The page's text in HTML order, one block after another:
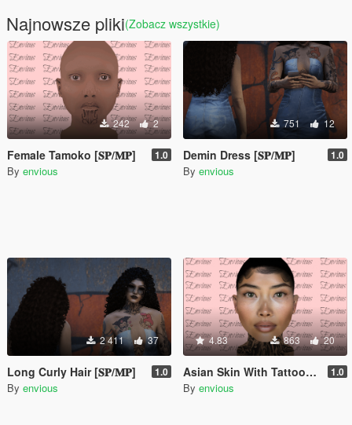
Najnowsze pliki(Zobacz wszystkie)
242 2
Female Tamoko [𝐒𝐏/𝐌𝐏] 1.0
By envious
751 12
Demin Dress [𝐒𝐏/𝐌𝐏] 1.0
By envious
2 411 37
Long Curly Hair [𝐒𝐏/𝐌𝐏] 1.0
By envious
4.83 863 20
Asian Skin With Tattoos [𝐒𝐏/𝐌𝐏] 1.0
By envious